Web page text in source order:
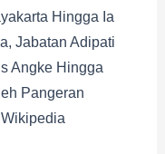
Hingga Ia
Jabatan Adipati
Angke Hingga
Pangeran